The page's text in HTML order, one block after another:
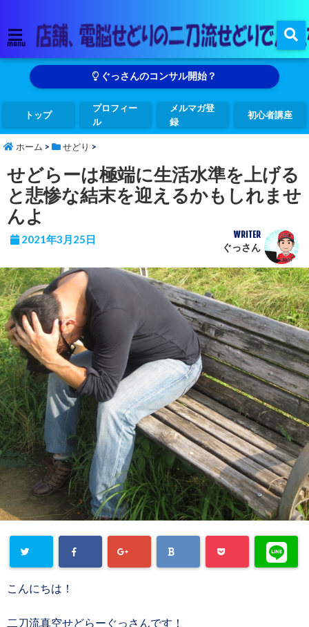
menu
ぐっさんのコンサル開始？
トップ
プロフィー
ル
メルマガ登
録
初心者講座
ホーム > せどり >
せどらーは極端に生活水準を上げる
と悲惨な結末を迎えるかもしれませ
んよ
2021年3月25日 WRITER
ぐっさん
こんにちは！
二刀流真空せどらーぐっさんです！